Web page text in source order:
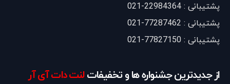
پشتیبانی : 22984364-021
پشتیبانی : 77287462-021
پشتیبانی : 77827150-021
از جدیدترین جشنواره ها و تخفیفاتلنت دات آی آر